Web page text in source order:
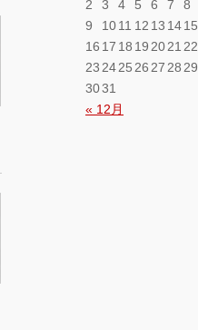
« 12月
2
3 4 5 6 7
8
9
1011 12 13 1415
16 17 18 19 2021 22
23 2425 26 27 28 29
3031